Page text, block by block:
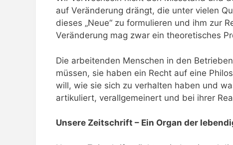
auf Veränderung drängt, die unter vielen
dieses „Neue“ zu formulieren und ihm zur
Veränderung mag zwar ein theoretisches
Die arbeitenden Menschen in den
müssen, sie haben ein Recht auf eine
will, wie sie sich zu verhalten haben und
artikuliert, verallgemeinert und bei ihrer
Unsere Zeitschrift – Ein Organ der